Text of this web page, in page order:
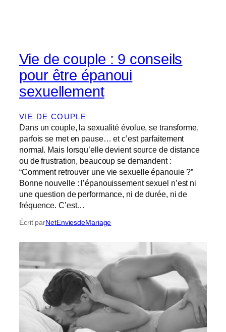
Vie de couple : 9 conseils
pour être épanoui
sexuellement
VIE DE COUPLE
Dans un couple, la sexualité évolue, se transforme,
parfois se met en pause… et c’est parfaitement
normal. Mais lorsqu’elle devient source de distance
ou de frustration, beaucoup se demandent :
“Comment retrouver une vie sexuelle épanouie ?”
Bonne nouvelle : l’épanouissement sexuel n’est ni
une question de performance, ni de durée, ni de
fréquence. C’est…
Écrit parNetEnviesdeMariage